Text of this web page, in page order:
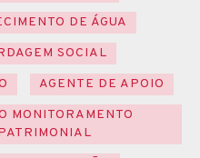
DE ÁGUA
SOCIAL
AGENTE DE APOIO
MONITORAMENTO